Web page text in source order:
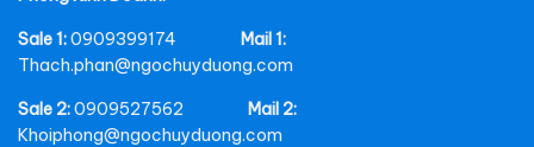
Sale 1:0909399174 Mail 1:
Thach.phan@ngochuyduong.com
Sale 2:0909527562 Mail 2:
Khoiphong@ngochuyduong.com